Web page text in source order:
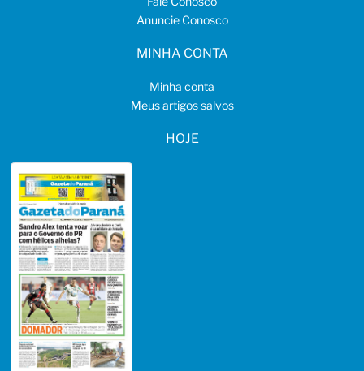
Anuncie Conosco
MINHA CONTA
Minha conta
Meus artigos salvos
HOJE